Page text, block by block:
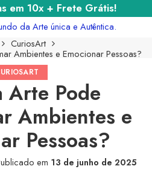
em 10x + Frete Grátis!
da Arte única e Autêntica.
CuriosArt
Ambientes e Emocionar Pessoas?
Arte Pode
Ambientes e
Pessoas?
em 13 de junho de 2025